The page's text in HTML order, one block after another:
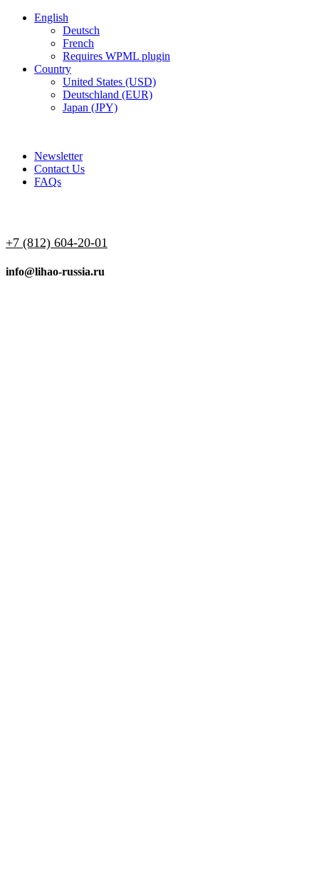
English
Deutsch
French
Requires WPML plugin
Country
United States (USD)
Deutschland (EUR)
Japan (JPY)
Newsletter
Contact Us
FAQs
+7 (812) 604-20-01
info@lihao-russia.ru